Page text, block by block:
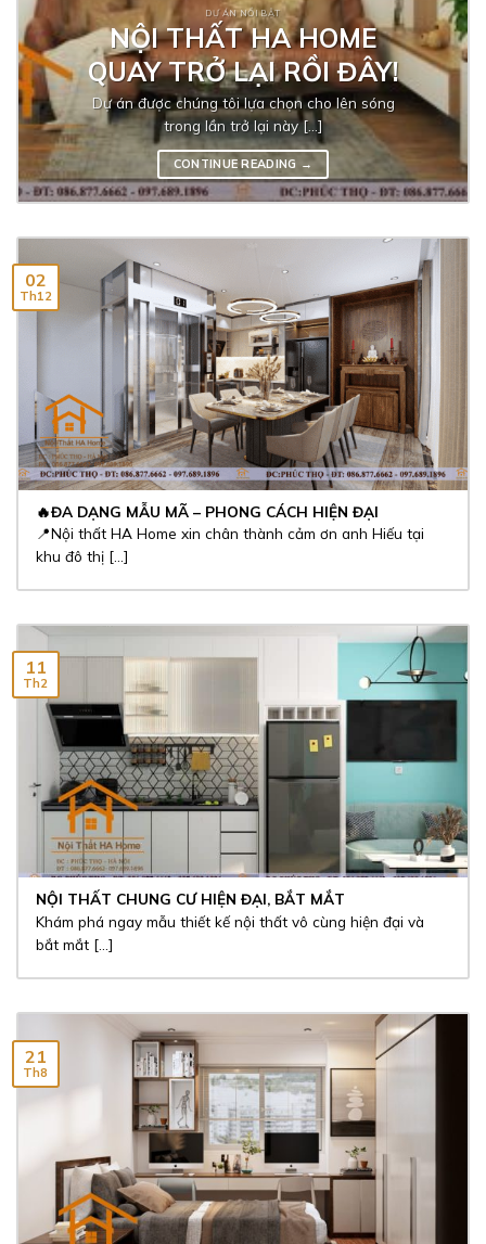
DỰ ÁN NỔI BẬT
NỘI THẤT HA HOME
QUAY TRỞ LẠI RỒI ĐÂY!
Dự án được chúng tôi lựa chọn cho lên sóng
trong lần trở lại này [...]
CONTINUE READING →
🔥ĐA DẠNG MẪU MÃ – PHONG CÁCH HIỆN ĐẠI
📍Nội thất HA Home xin chân thành cảm ơn anh Hiếu tại
khu đô thị [...]
02
Th12
NỘI THẤT CHUNG CƯ HIỆN ĐẠI, BẮT MẮT
Khám phá ngay mẫu thiết kế nội thất vô cùng hiện đại và
bắt mắt [...]
11
Th2
21
Th8